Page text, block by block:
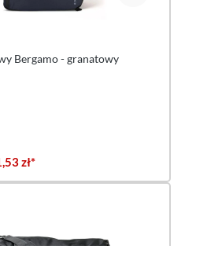
Bergamo - granatowy
zł*